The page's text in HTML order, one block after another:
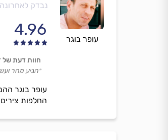
עופר בוגר
נבדק לאחרונה
4.96
עופר בוגר
החלפות
חוות דעת של
״הגיע מהר